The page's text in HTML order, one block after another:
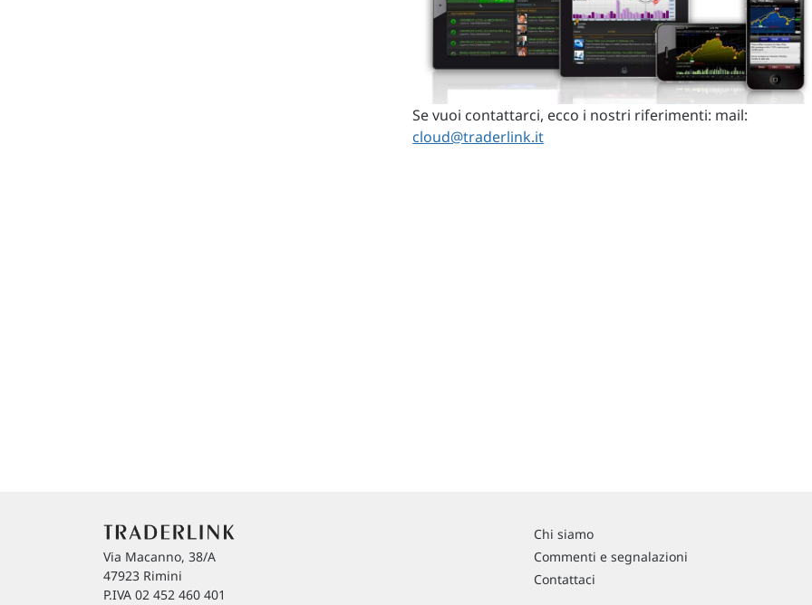
Se vuoi contattarci, ecco i nostri riferimenti: mail:
cloud@traderlink.it
Via Macanno, 38/A
47923 Rimini
P.IVA 02 452 460 401
Chi siamo
Commenti e segnalazioni
Contattaci